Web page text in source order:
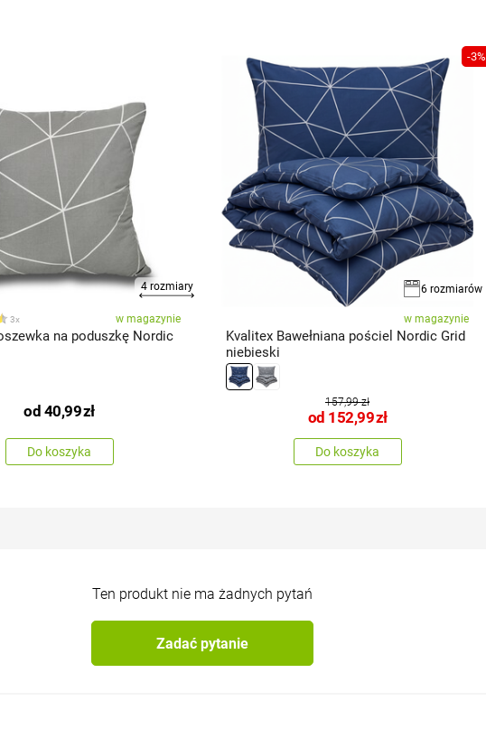
4 rozmiary
3x w magazynie
na poduszkę Nordic
od 40,99zł
Do koszyka
-3%
6 rozmiarów
w magazynie
Kvalitex Bawełniana pościel Nordic Grid
niebieski
157,99 zł
od 152,99zł
Do koszyka
Ten produkt nie ma żadnych pytań
Zadać pytanie